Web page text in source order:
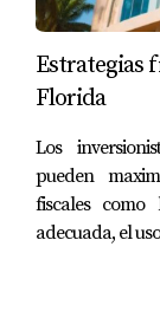
¿Qué
realizar
Existen
precios
mercado.
¿Cuánto
Estrategias
Florida
Los
pueden
fiscales como
adecuada, el